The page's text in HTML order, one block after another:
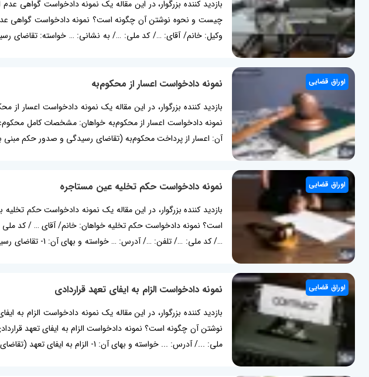
چیست و نحوه نوشتن آن چگونه است؟ نمونه دادخواست گواهی
وکیل: خانم/ آقای: …/ کد ملی: …/ به نشانی: … خواسته: تقاضای
اوراق قضایی نمونه دادخواست اعسار از محکوم‌به
بازدید کننده بزرگوار، در این مقاله یک نمونه دادخواست اعسار
نمونه دادخواست اعسار از محکوم‌به خواهان: مشخصات کامل
آن: اعسار از پرداخت محکوم‌به (تقاضای رسیدگی و صدور حکم مبنی
اوراق قضایی نمونه دادخواست حکم تخلیه عین مستاجره
بازدید کننده بزرگوار، در این مقاله یک نمونه دادخواست حکم
است؟ نمونه دادخواست حکم تخلیه خواهان: خانم/ آقای … / کد
اوراق قضایی نمونه دادخواست الزام به ایفای تعهد قراردادی
بازدید کننده بزرگوار، در این مقاله یک نمونه دادخواست الزام
نوشتن آن چگونه است؟ نمونه دادخواست الزام به ایفای تعهد
ملی: .../ آدرس: ... خواسته و بهای آن: 1- الزام به ایفای تعهد (تقاضای رسیدگی و صدور حکم مبنی بر الزام خوانده به ایفای تعهدات قراردادی مبنی بر پرداخت دستمزد موکل منبعث از قرارداد...